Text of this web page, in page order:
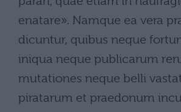
enatare». Namque ea vera
dicuntur, quibus neque
iniqua neque publicarum
mutationes neque belli
piratarum et praedonum